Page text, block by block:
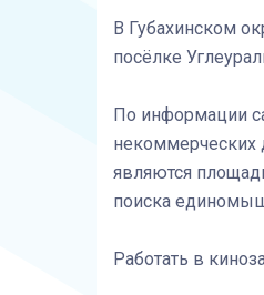
В Губахинском
посёлке
По информации
некоммерческих
являются
поиска
Работать в